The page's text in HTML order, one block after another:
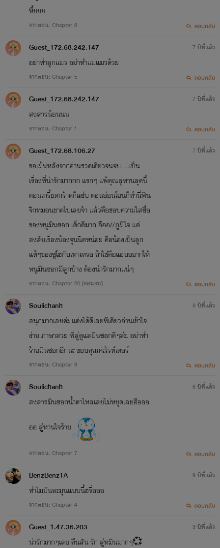
หึ้ยยย
จากตอน: Chapter 8 ตอบกลับ
Guest_172.68.242.147
อย่าทำลูกแมว อย่าทำแม่แมวด้วย
จากตอน: Chapter 5
7 ปีที่แล้ว
ตอบกลับ
Guest_172.68.242.147
สงสารน้อนนน
จากตอน: Chapter 1
7 ปีที่แล้ว
ตอบกลับ
Guest_172.68.106.27
ขอเม้นหลังจากอ่านรวดเดียวจนจบ....เป็น
เรื่องที่น่ารักมากกก แรกๆ แพ้คุณลู่หานลุคนี้
ตอนเกรี้ยดกร้าดก็แซ่บ ตอนอ่อนโยนก็ทำนี่ฟิน
จิกหมอนขาดไปเลยจ้า แล้วคือชอบความใสซื่อ
ของหนูมินซอก เด็กดีมาก ฮืออ//ภูมิใจ แต่
สงสัยเรื่องน้องจุนนิดหน่อย คือน้องเป็นลูก
แท้ๆของซูโฮกับเทาเหรอ ถ้าใช่คือแอบอยากให้
หนูมินซอกมีลูกบ้าง ต้องน่ารักมากแน่ๆ
จากตอน: Chapter 20 [ตอนจบ]
7 ปีที่แล้ว
ตอบกลับ
Soulichanh
สนุกมากเลยค่ะ แต่งได้ดีเลยทีเดียวอ่านเข้าใจ
ง่าย ภาษาสวย พี่ลู่ดูแลมินซอกดีๆล่ะ. อย่าทำ
ร้ายมินซอกอีกนะ ขอบคุณค่ะไรท์เตอร์
จากตอน: Chapter 9
8 ปีที่แล้ว
ตอบกลับ
Soulichanh
สงสารมินซอกน้ำตาไหลเลยไม่หยุดเลยฮือออ
ออ ลูู่หานใจร้าย
จากตอน: Chapter 7
8 ปีที่แล้ว
ตอบกลับ
BenzBenz1A
ทำไมมันละมุนแบบนี้ฮรื่อออ
จากตอน: Chapter 4
9 ปีที่แล้ว
ตอบกลับ
Guest_1.47.36.203
น่ารักมากๆเลย คืนสัน รัก ลู่หมินมากๆ💞
9 ปีที่แล้ว